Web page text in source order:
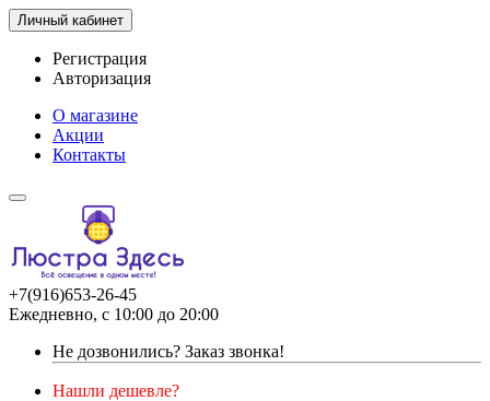
Личный кабинет
Регистрация
Авторизация
О магазине
Акции
Контакты
+7(916)653-26-45
Ежедневно, с 10:00 до 20:00
Не дозвонились? Заказ звонка!
Нашли дешевле?